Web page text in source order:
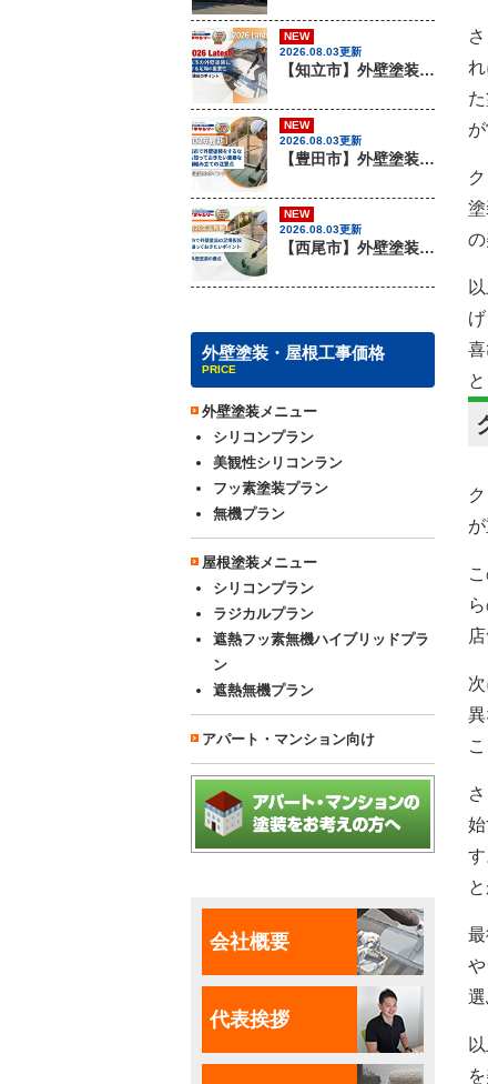
NEW
2026.08.03更新
【知立市】外壁塗装を行う際に知っておきたい足場組みの重要性『無機塗料専門店の愛知建装』
NEW
2026.08.03更新
【豊田市】外壁塗装を行う際に知っておきたい足場組み立ての注意事項『無機塗料専門店の愛知建装』
NEW
2026.08.03更新
【西尾市】外壁塗装を行う際に知っておきたい足場組み立てのポイント『無機塗料専門店の愛知建装』
外壁塗装・屋根工事価格
PRICE
外壁塗装メニュー
シリコンプラン
美観性シリコンラン
フッ素塗装プラン
無機プラン
屋根塗装メニュー
シリコンプラン
ラジカルプラン
遮熱フッ素無機ハイブリッドプラ
ン
遮熱無機プラン
アパート・マンション向け
会社概要
代表挨拶